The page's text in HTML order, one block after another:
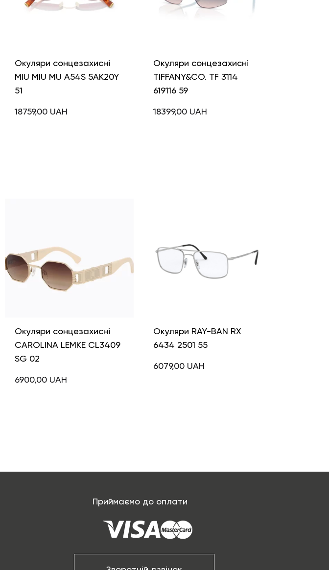
Окуляри сонцезахисні
MIU MIU MU A54S 5AK20Y
51
18759,00 UAH
Окуляри сонцезахисні
TIFFANY&CO. TF 3114
619116 59
18399,00 UAH
Окуляри сонцезахисні
CAROLINA LEMKE CL3409
SG 02
6900,00 UAH
Окуляри RAY-BAN RX
6434 2501 55
6079,00 UAH
Приймаємо до оплати